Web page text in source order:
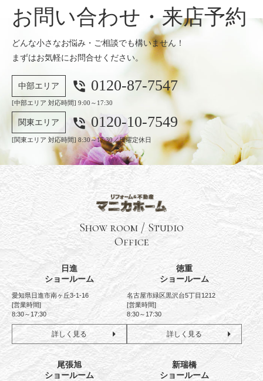
お問い合わせ・来店予約
どんな小さなお悩み・ご相談でも構いません！
まずはお気軽にお問合せください。
中部エリア phone_in_talk 0120-87-7547
[中部エリア 対応時間] 9:00～17:30
関東エリア phone_in_talk 0120-10-7549
[関東エリア 対応時間] 8:30～17:30／日曜定休日
Show room / Studio
Office
日進
ショールーム
愛知県日進市南ヶ丘3-1-16
[営業時間]
8:30～17:30
詳しく見る
徳重
ショールーム
名古屋市緑区黒沢台5丁目1212
[営業時間]
8:30～17:30
詳しく見る
尾張旭
ショールーム
新瑞橋
ショールーム